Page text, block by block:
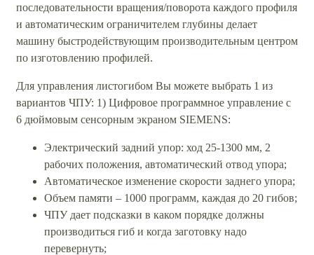
последовательности вращения/поворота каждого профиля
и автоматическим ограничителем глубины делает
машину быстродействующим производительным центром
по изготовлению профилей.
Для управления листогибом Вы можете выбрать 1 из
вариантов ЧПУ: 1) Цифровое программное управление с
6 дюймовым сенсорным экраном SIEMENS:
Электрический задний упор: ход 25-1300 мм, 2
рабочих положения, автоматический отвод упора;
Автоматическое изменение скорости заднего упора;
Объем памяти – 1000 программ, каждая до 20 гибов;
ЧПУ дает подсказки в каком порядке должны
производиться гиб и когда заготовку надо
перевернуть;